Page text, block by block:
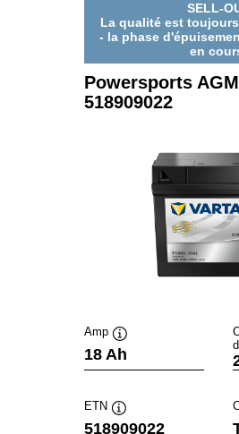
SELL-
La qualité est
- la phase
en
Powersports
518909022
Amp
Infobulle
18 Ah
ETN
Infobulle
518909022